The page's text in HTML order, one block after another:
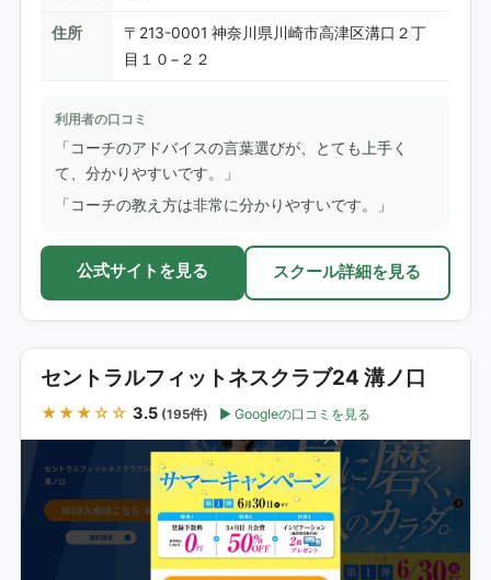
住所
〒213-0001 神奈川県川崎市高津区溝口２丁
目１０−２２
利用者の口コミ
「コーチのアドバイスの言葉選びが、とても上手く
て、分かりやすいです。」
「コーチの教え方は非常に分かりやすいです。」
公式サイトを見る スクール詳細を見る
セントラルフィットネスクラブ24 溝ノ口
★★★☆☆ 3.5 (195件) Googleの口コミを見る